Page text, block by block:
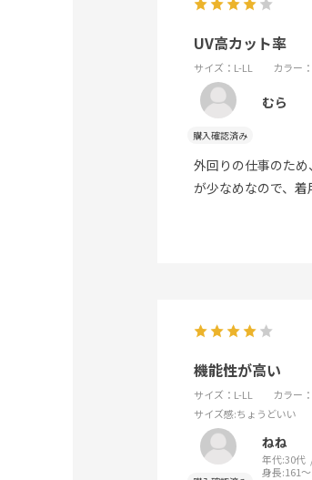
UV高カット率
サイズ：L-LL カラー
むら
外回りの仕事のた
が少なめなので、
機能性が高い
サイズ：L-LL
カラー
サイズ感:ちょうどいい
ねね
年代:30代
身長:161